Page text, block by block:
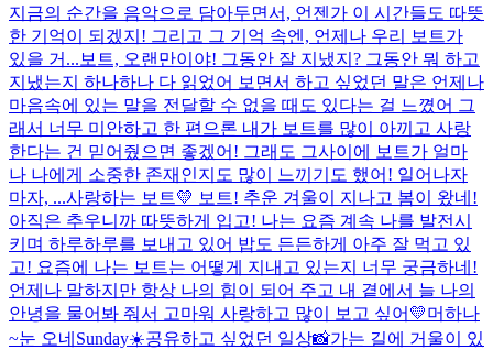
지금의 순간을 음악으로 담아두면서, 언젠가 이 시간들도 따뜻
한 기억이 되겠지! 그리고 그 기억 속엔, 언제나 우리 보트가
있을 거... 보트, 오랜만이야! 그동안 잘 지냈지? 그동안 뭐 하고
지냈는지 하나하나 다 읽었어 보면서 하고 싶었던 말은 언제나
마음속에 있는 말을 전달할 수 없을 때도 있다는 걸 느꼈어 그
래서 너무 미안하고 한 편으론 내가 보트를 많이 아끼고 사랑
한다는 건 믿어줬으면 좋겠어! 그래도 그사이에 보트가 얼마
나 나에게 소중한 존재인지도 많이 느끼기도 했어! 일어나자
마자, ...사랑하는 보트💛 보트! 추운 겨울이 지나고 봄이 왔네!
아직은 추우니까 따뜻하게 입고! 나는 요즘 계속 나를 발전시
키며 하루하루를 보내고 있어 밥도 든든하게 아주 잘 먹고 있
고! 요즘에 나는 보트는 어떻게 지내고 있는지 너무 궁금하네!
언제나 말하지만 항상 나의 힘이 되어 주고 내 곁에서 늘 나의
안녕을 물어봐 줘서 고마워 사랑하고 많이 보고 싶어💛머하나
~눈 오네 Sunday☀️공유하고 싶었던 일상📸가는 길에 거울이 있